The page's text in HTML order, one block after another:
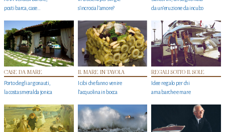
posti barca, case…
s'incrocia l’amore?
da un’eruzione da incubo
CASE DA MARE
Porto degli argonauti,
la costa smeralda jonica
IL MARE IN TAVOLA
I cibi che fanno venire
l’acquolina in bocca
REGALI SOTTO IL SOLE
Idee regalo per chi
ama barche e mare